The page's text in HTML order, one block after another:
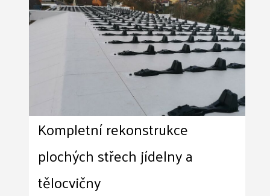
Kompletní rekonstrukce
plochých střech jídelny a
tělocvičny